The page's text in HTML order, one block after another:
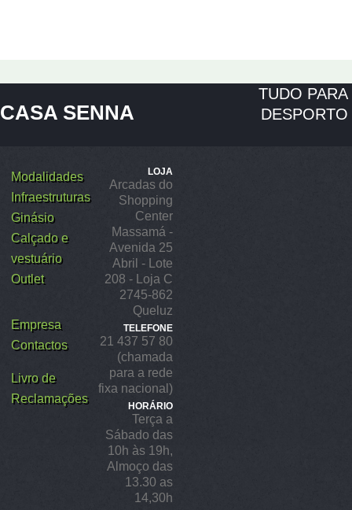
CASA SENNA
TUDO PARA
DESPORTO
Modalidades
Infraestruturas
Ginásio
Calçado e
vestuário
Outlet
Empresa
Contactos
Livro de
Reclamações
LOJA
Arcadas do
Shopping
Center
Massamá -
Avenida 25
Abril - Lote
208 - Loja C
2745-862
Queluz
TELEFONE
21 437 57 80
(chamada
para a rede
fixa nacional)
HORÁRIO
Terça a
Sábado das
10h às 19h,
Almoço das
13.30 as
14,30h